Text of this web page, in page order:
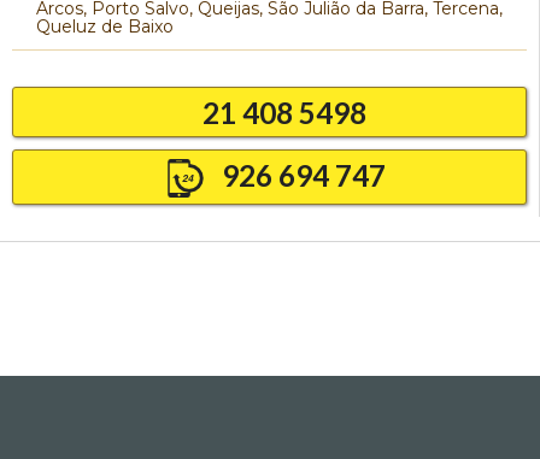
Arcos, Porto Salvo, Queijas, São Julião da Barra, Tercena,
Queluz de Baixo
21 408 5498
926 694 747